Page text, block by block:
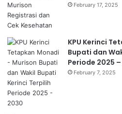
February 17, 2025
KPU Kerinci
Bupati dan
Periode 2025
February 7, 2025